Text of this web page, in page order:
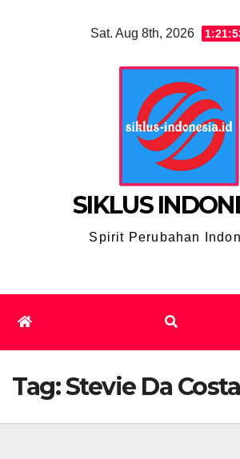
Sat. Aug 8th, 2026
SIKLUS
Spirit Perubahan
Tag:Stevie Da Costa